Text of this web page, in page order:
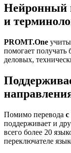
Нейронный
и
PROMT.One
помогает получать
деловых,
Помимо перевода с
поддерживает и
всего более 20
переключателе